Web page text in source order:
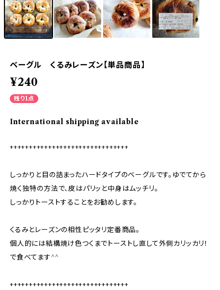
ベーグル くるみレーズン【単品商品】
¥240
残り1点
International shipping available
+++++++++++++++++++++++++++++++
しっかりと目の詰まったハードタイプのベーグルです。ゆでてから
焼く独特の方法で、皮はパリッと中身はムッチリ。
しっかりトーストすることをお勧めします。
くるみとレーズンの相性ピッタリ定番商品。
個人的には結構焼け色つくまでトーストし直して外側カリッカリ！
で食べてます^^
+++++++++++++++++++++++++++++++